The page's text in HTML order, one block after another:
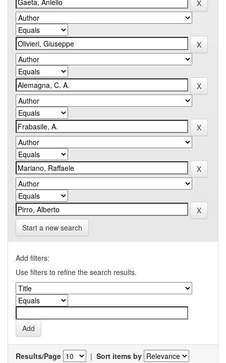
Start a new search
Add filters:
Use filters to refine the search results.
Results/Page | Sort items by